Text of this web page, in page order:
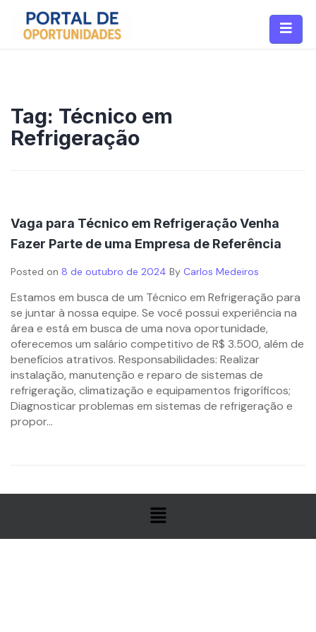
Tag: Técnico em
Refrigeração
Vaga para Técnico em Refrigeração Venha
Fazer Parte de uma Empresa de Referência
Posted on 8 de outubro de 2024 By Carlos Medeiros
Estamos em busca de um Técnico em Refrigeração para
se juntar à nossa equipe. Se você possui experiência na
área e está em busca de uma nova oportunidade,
oferecemos um salário competitivo de R$ 3.500, além de
benefícios atrativos. Responsabilidades: Realizar
instalação, manutenção e reparo de sistemas de
refrigeração, climatização e equipamentos frigoríficos;
Diagnosticar problemas em sistemas de refrigeração e
propor...